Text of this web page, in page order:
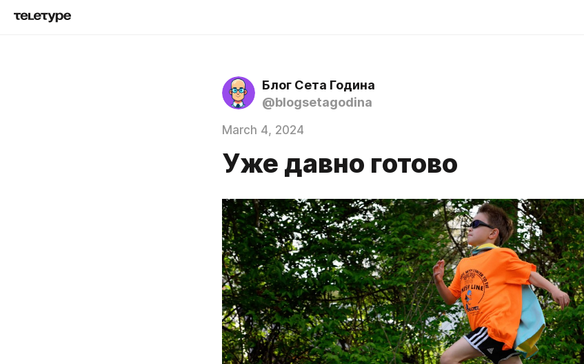
Блог Сета Година
@blogsetagodina
March 4, 2024
Уже давно готово